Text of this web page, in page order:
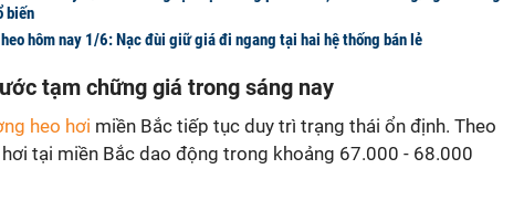
biến
hôm nay 1/6: Nạc đùi giữ giá đi ngang tại hai hệ thống bán lẻ
tạm chững giá trong sáng nay
heo hơi miền Bắc tiếp tục duy trì trạng thái ổn định. Theo
tại miền Bắc dao động trong khoảng 67.000 - 68.000